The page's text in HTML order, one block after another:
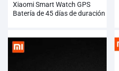
Xiaomi Smart Watch GPS
Batería de 45 días de duración